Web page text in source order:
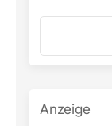
Anzeige